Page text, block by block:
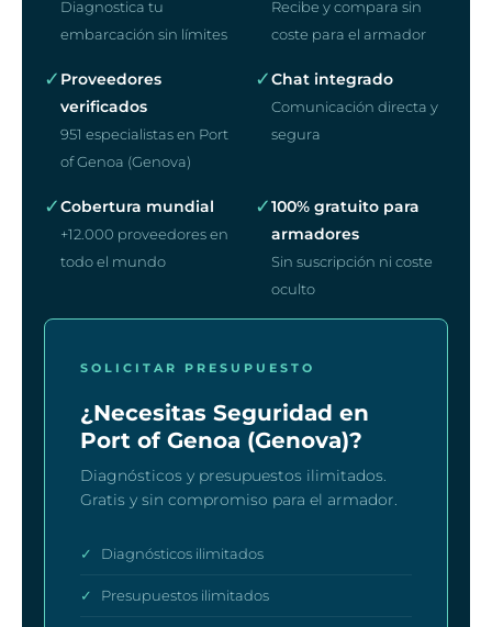
Diagnostica tu
embarcación sin límites
Recibe y compara sin
coste para el armador
✓ Proveedores
verificados
951 especialistas en Port
of Genoa (Genova)
✓Chat integrado
Comunicación directa y
segura
✓Cobertura mundial
+12.000 proveedores en
todo el mundo
✓100% gratuito para
armadores
Sin suscripción ni coste
oculto
SOLICITAR PRESUPUESTO
¿Necesitas Seguridad en
Port of Genoa (Genova)?
Diagnósticos y presupuestos ilimitados.
Gratis y sin compromiso para el armador.
✓ Diagnósticos ilimitados
✓ Presupuestos ilimitados